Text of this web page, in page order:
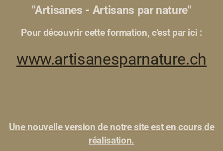
"Artisanes - Artisans par nature"
Pour découvrir cette formation, c'est par ici :
www.artisanesparnature.ch
Une nouvelle version de notre site est en cours de
réalisation.